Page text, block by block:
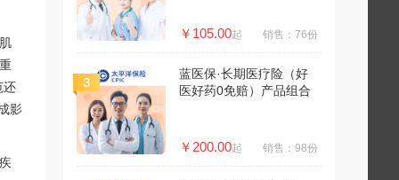
还
影
￥105.00起 销售：76份
蓝医保·长期医疗险（好
医好药0免赔）产品组合
￥200.00起 销售：98份